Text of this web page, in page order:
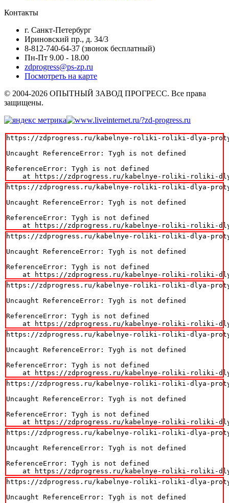
Контакты
г. Санкт-Петербург
Ириновский пр., д. 34/3
8-812-740-64-37 (звонок бесплатный)
Пн-Пт 9.00 - 18.00
zdprogress@ps-zp.ru
Посмотреть на карте
© 2004-2026 ОПЫТНЫЙ ЗАВОД ПРОГРЕСС. Все права
защищены.
https://zdprogress.ru/kabelnye-roliki-roliki-dlya-
Uncaught ReferenceError: Tygh is not defined
ReferenceError: Tygh is not defined
at https://zdprogress.ru/kabelnye-roliki-roliki-
https://zdprogress.ru/kabelnye-roliki-roliki-dlya-
Uncaught ReferenceError: Tygh is not defined
ReferenceError: Tygh is not defined
at https://zdprogress.ru/kabelnye-roliki-roliki-
https://zdprogress.ru/kabelnye-roliki-roliki-dlya-
Uncaught ReferenceError: Tygh is not defined
ReferenceError: Tygh is not defined
at https://zdprogress.ru/kabelnye-roliki-roliki-
https://zdprogress.ru/kabelnye-roliki-roliki-dlya-
Uncaught ReferenceError: Tygh is not defined
ReferenceError: Tygh is not defined
at https://zdprogress.ru/kabelnye-roliki-roliki-
https://zdprogress.ru/kabelnye-roliki-roliki-dlya-
Uncaught ReferenceError: Tygh is not defined
ReferenceError: Tygh is not defined
at https://zdprogress.ru/kabelnye-roliki-roliki-
https://zdprogress.ru/kabelnye-roliki-roliki-dlya-
Uncaught ReferenceError: Tygh is not defined
ReferenceError: Tygh is not defined
at https://zdprogress.ru/kabelnye-roliki-roliki-
https://zdprogress.ru/kabelnye-roliki-roliki-dlya-
Uncaught ReferenceError: Tygh is not defined
ReferenceError: Tygh is not defined
at https://zdprogress.ru/kabelnye-roliki-roliki-
https://zdprogress.ru/kabelnye-roliki-roliki-dlya-
Uncaught ReferenceError: Tygh is not defined